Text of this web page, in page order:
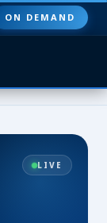
ON DEMAND
LIVE